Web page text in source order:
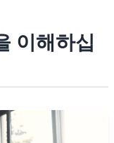
이해하십